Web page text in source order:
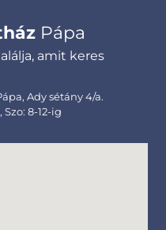
Pápa
amit keres
Ady sétány 4/a.
Szo: 8-12-ig